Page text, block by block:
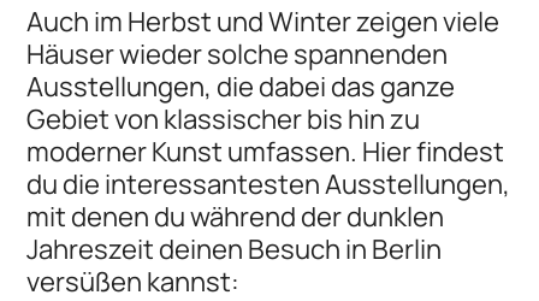
Auch im Herbst und Winter zeigen viele
Häuser wieder solche spannenden
Ausstellungen, die dabei das ganze
Gebiet von klassischer bis hin zu
moderner Kunst umfassen. Hier findest
du die interessantesten Ausstellungen,
mit denen du während der dunklen
Jahreszeit deinen Besuch in Berlin
versüßen kannst: